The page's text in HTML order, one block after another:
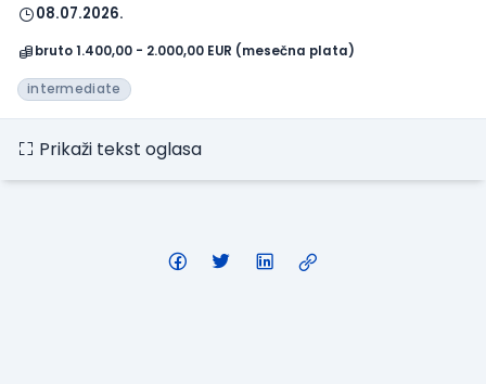
08.07.2026.
bruto 1.400,00 - 2.000,00 EUR (mesečna plata)
intermediate
Prikaži tekst oglasa